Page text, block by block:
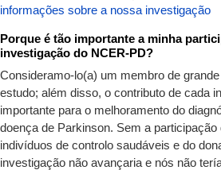
informações sobre a nossa investigação
Porque é tão importante a minha
investigação do NCER-PD?
Consideramo-lo(a) um membro de
estudo; além disso, o contributo de cada
importante para o melhoramento do
doença de Parkinson. Sem a participação
indivíduos de controlo saudáveis e do
investigação não avançaria e nós não